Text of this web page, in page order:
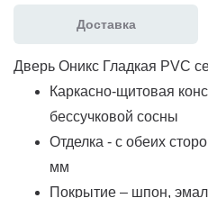
Доставка
Дверь Оникс Гладкая PVC
Каркасно-щитовая
бессучковой сосны
Отделка - с обеих
мм
Покрытие – шпон,